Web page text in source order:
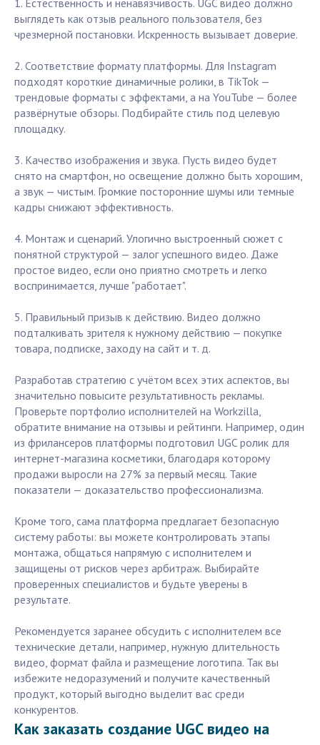
1. Естественность и ненавязчивость. UGC видео должно
выглядеть как отзыв реального пользователя, без
чрезмерной постановки. Искренность вызывает доверие.
2. Соответствие формату платформы. Для Instagram
подходят короткие динамичные ролики, в TikTok —
трендовые форматы с эффектами, а на YouTube — более
развёрнутые обзоры. Подбирайте стиль под целевую
площадку.
3. Качество изображения и звука. Пусть видео будет
снято на смартфон, но освещение должно быть хорошим,
а звук — чистым. Громкие посторонние шумы или темные
кадры снижают эффективность.
4. Монтаж и сценарий. Улогично выстроенный сюжет с
понятной структурой — залог успешного видео. Даже
простое видео, если оно приятно смотреть и легко
воспринимается, лучше "работает".
5. Правильный призыв к действию. Видео должно
подталкивать зрителя к нужному действию — покупке
товара, подписке, заходу на сайт и т. д.
Разработав стратегию с учётом всех этих аспектов, вы
значительно повысите результативность рекламы.
Проверьте портфолио исполнителей на Workzilla,
обратите внимание на отзывы и рейтинги. Например, один
из фрилансеров платформы подготовил UGC ролик для
интернет-магазина косметики, благодаря которому
продажи выросли на 27% за первый месяц. Такие
показатели — доказательство профессионализма.
Кроме того, сама платформа предлагает безопасную
систему работы: вы можете контролировать этапы
монтажа, общаться напрямую с исполнителем и
защищены от рисков через арбитраж. Выбирайте
проверенных специалистов и будьте уверены в
результате.
Рекомендуется заранее обсудить с исполнителем все
технические детали, например, нужную длительность
видео, формат файла и размещение логотипа. Так вы
избежите недоразумений и получите качественный
продукт, который выгодно выделит вас среди
конкурентов.
Как заказать создание UGC видео на